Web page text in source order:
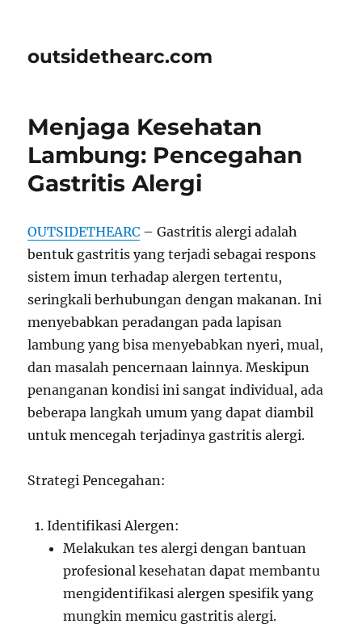
outsidethearc.com
Menjaga Kesehatan
Lambung: Pencegahan
Gastritis Alergi
OUTSIDETHEARC – Gastritis alergi adalah
bentuk gastritis yang terjadi sebagai respons
sistem imun terhadap alergen tertentu,
seringkali berhubungan dengan makanan. Ini
menyebabkan peradangan pada lapisan
lambung yang bisa menyebabkan nyeri, mual,
dan masalah pencernaan lainnya. Meskipun
penanganan kondisi ini sangat individual, ada
beberapa langkah umum yang dapat diambil
untuk mencegah terjadinya gastritis alergi.
Strategi Pencegahan:
Identifikasi Alergen:
Melakukan tes alergi dengan bantuan
profesional kesehatan dapat membantu
mengidentifikasi alergen spesifik yang
mungkin memicu gastritis alergi.